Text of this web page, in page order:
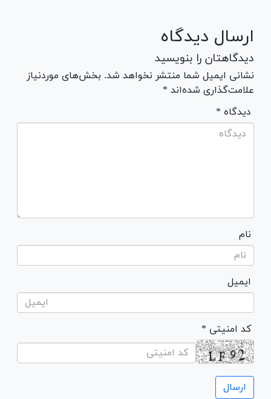
ارسال دیدگاه
دیدگاهتان را بنویسید
نشانی ایمیل شما منتشر نخواهد شد. بخش‌های موردنیاز
علامت‌گذاری شده‌اند *
* دیدگاه
نام
ایمیل
* کد امنیتی